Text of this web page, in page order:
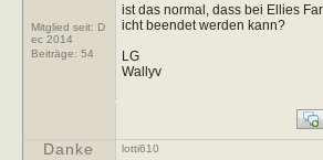
Mitglied seit: D
ec 2014
Beiträge: 54
ist das normal, dass bei Ellies
icht beendet werden kann?
LG
Wallyv
Danke lotti610